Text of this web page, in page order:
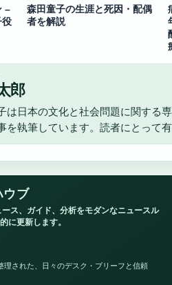
–
役
森田童子の生涯と死因・配偶
者を解説
郎
は日本の文化と社会問題に関する
を執筆しています。読者にとって
ウブ
ス、ガイド、分析をモダンなニュースル
に更新します。
理された、日々のデスク・ブリーフと信頼